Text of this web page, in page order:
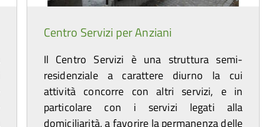
Centro Servizi per Anziani
Il Centro Servizi è una struttura semi-
residenziale a carattere diurno la cui
attività concorre con altri servizi, e in
particolare con i servizi legati alla
domiciliarità, a favorire la permanenza delle